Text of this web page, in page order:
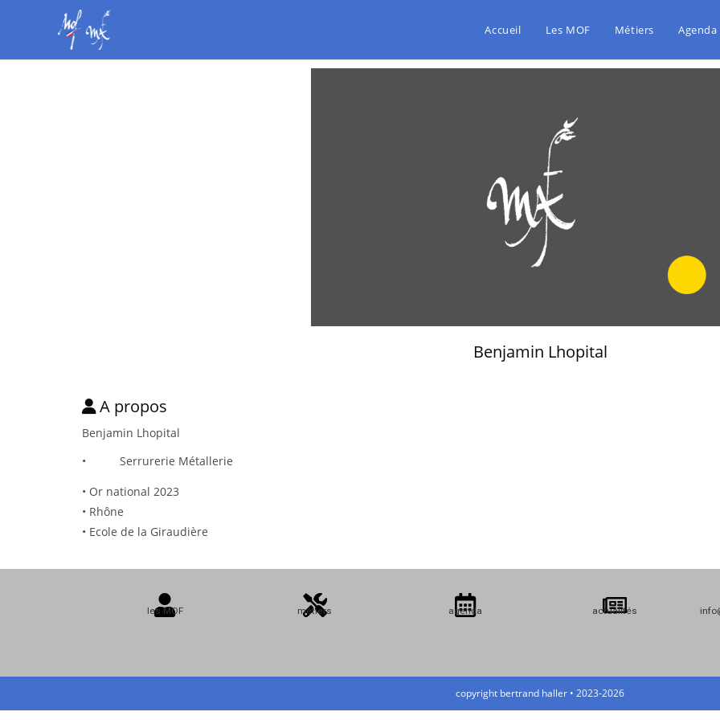
Accueil Les MOF Métiers Agenda
Benjamin Lhopital
A propos
Benjamin Lhopital
•
Serrurerie Métallerie
• Or national 2023
• Rhône
• Ecole de la Giraudière
les MOF métiers agenda actualités
copyright bertrand haller • 2023-2026